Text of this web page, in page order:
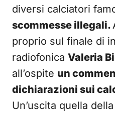
diversi calciatori
scommesse illegali.
proprio sul finale di
radiofonica Valeria
all’ospite un
dichiarazioni sui
Un’uscita quella